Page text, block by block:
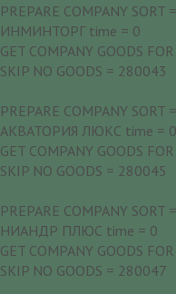
PREPARE COMPANY
ИНМИНТОРГ time = 0
GET COMPANY GOODS
SKIP NO GOODS = 280043
PREPARE COMPANY
АКВАТОРИЯ ЛЮКС time = 0
GET COMPANY GOODS
SKIP NO GOODS = 280045
PREPARE COMPANY
НИАНДР ПЛЮС time = 0
GET COMPANY GOODS
SKIP NO GOODS = 280047